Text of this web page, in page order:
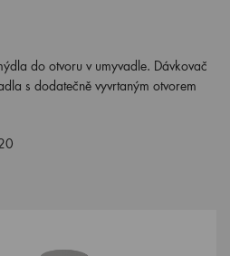
do otvoru v umyvadle. Dávkovač
s dodatečně vyvrtaným otvorem